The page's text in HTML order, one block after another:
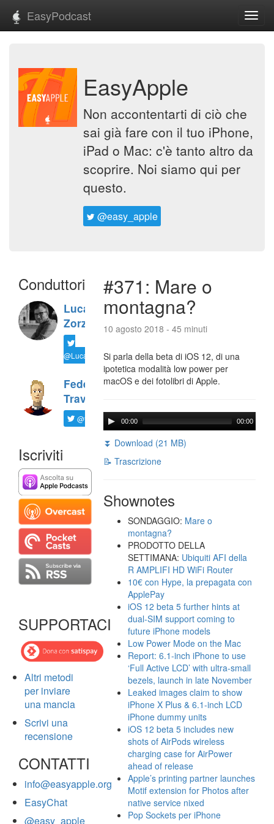
EasyPodcast
EasyApple
Non accontentarti di ciò che
sai già fare con il tuo iPhone,
iPad o Mac: c'è tanto altro da
scoprire. Noi siamo qui per
questo.
@easy_apple
Conduttori
Luca
Zorzi
@LucaTNT
Federico
Travaini
@ftrava
Iscriviti
SUPPORTACI
Altri metodi
per inviare
una mancia
Scrivi una
recensione
CONTATTI
info@easyapple.org
EasyChat
@easy_apple
#371: Mare o
montagna?
10 agosto 2018 - 45 minuti
Si parla della beta di iOS 12, di una
ipotetica modalità low power per
macOS e dei fotolibri di Apple.
00:00 00:00
⏬ Download (21 MB)
📝 Trascrizione
Shownotes
SONDAGGIO: Mare o
montagna?
PRODOTTO DELLA
SETTIMANA: Ubiquiti AFI della
R AMPLIFI HD WiFi Router
10€ con Hype, la prepagata con
ApplePay
iOS 12 beta 5 further hints at
dual-SIM support coming to
future iPhone models
Low Power Mode on the Mac
Report: 6.1-inch iPhone to use
‘Full Active LCD’ with ultra-small
bezels, launch in late November
Leaked images claim to show
iPhone X Plus & 6.1-inch LCD
iPhone dummy units
iOS 12 beta 5 includes new
shots of AirPods wireless
charging case for AirPower
ahead of release
Apple’s printing partner launches
Motif extension for Photos after
native service nixed
Pop Sockets per iPhone